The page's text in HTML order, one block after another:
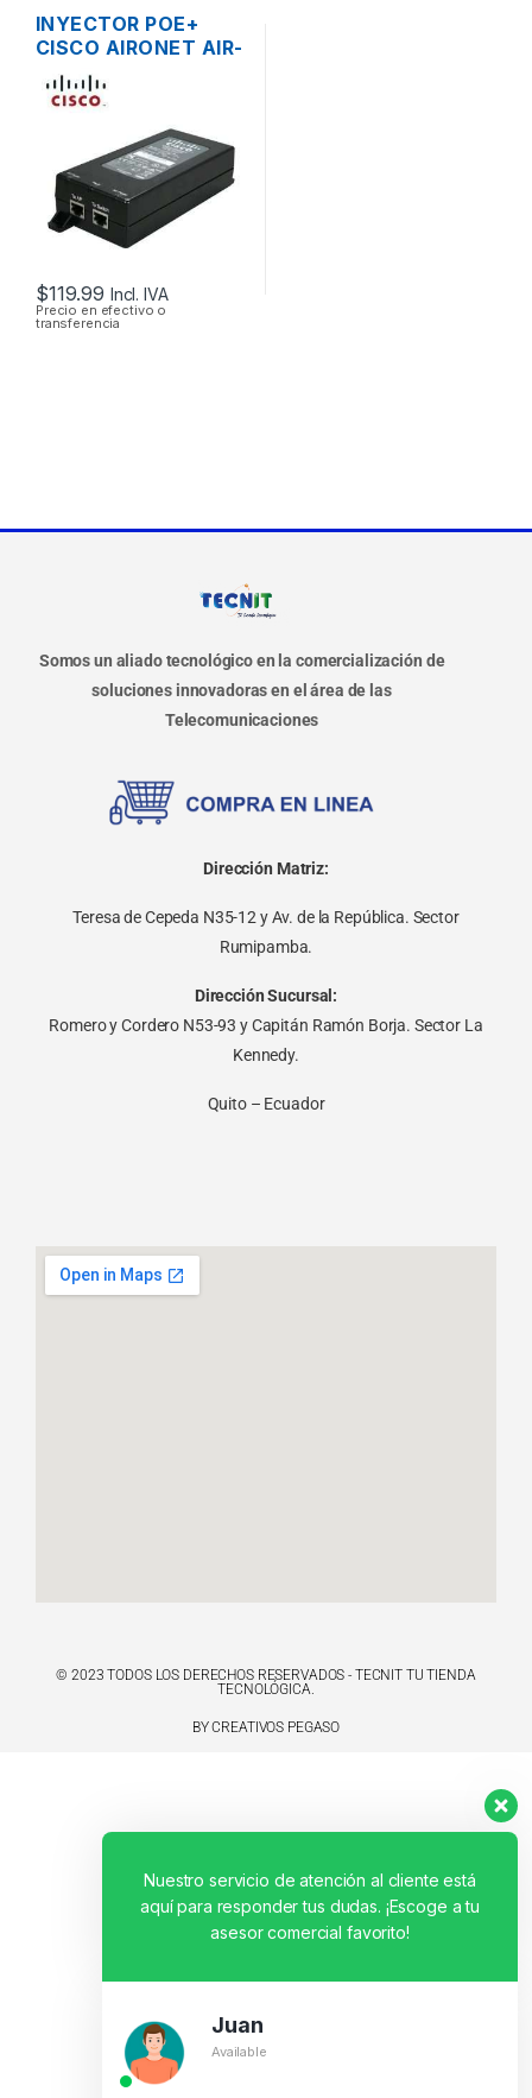
INYECTOR POE+
CISCO AIRONET AIR-
PWRINJ4= 30W
802.3 AF/AT
$119.99 Incl. IVA
Precio en efectivo o
transferencia
Somos un aliado tecnológico en la comercialización de
soluciones innovadoras en el área de las
Telecomunicaciones
Dirección Matriz:
Teresa de Cepeda N35-12 y Av. de la República. Sector
Rumipamba.
Dirección Sucursal:
Romero y Cordero N53-93 y Capitán Ramón Borja. Sector La
Kennedy.
Quito – Ecuador
© 2023 TODOS LOS DERECHOS RESERVADOS - TECNIT TU TIENDA
TECNOLÓGICA.
BY CREATIVOS PEGASO
Nuestro servicio de atención al cliente está
aquí para responder tus dudas. ¡Escoge a tu
asesor comercial favorito!
Juan
Available